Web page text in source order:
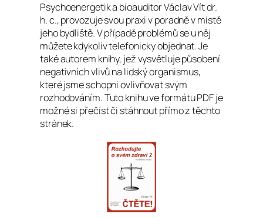
Psychoenergetik a bioauditor Václav Vít dr.
h. c., provozuje svou praxi v poradně v místě
jeho bydliště. V případě problémů se u něj
můžete kdykoliv telefonicky objednat. Je
také autorem knihy, jež vysvětluje působení
negativních vlivů na lidský organismus,
které jsme schopni ovlivňovat svým
rozhodováním. Tuto knihu ve formátu PDF je
možné si přečíst či stáhnout přímo z těchto
stránek.